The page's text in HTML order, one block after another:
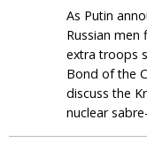
As Putin
Russian
extra troops
Bond of the
discuss the
nuclear